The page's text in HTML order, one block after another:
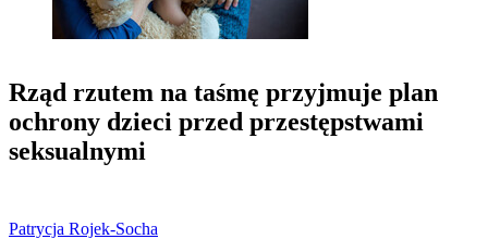
Rząd rzutem na taśmę przyjmuje plan
ochrony dzieci przed przestępstwami
seksualnymi
Patrycja Rojek-Socha